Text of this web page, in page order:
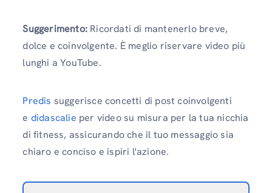
Suggerimento: Ricordati di mantenerlo breve,
dolce e coinvolgente. È meglio riservare video più
lunghi a YouTube.
Predis suggerisce concetti di post coinvolgenti
e didascalie per video su misura per la tua nicchia
di fitness, assicurando che il tuo messaggio sia
chiaro e conciso e ispiri l'azione.